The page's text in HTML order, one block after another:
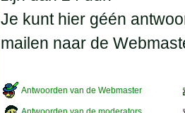
Je kunt hier géén
mailen naar de
Antwoorden van de Webmaster